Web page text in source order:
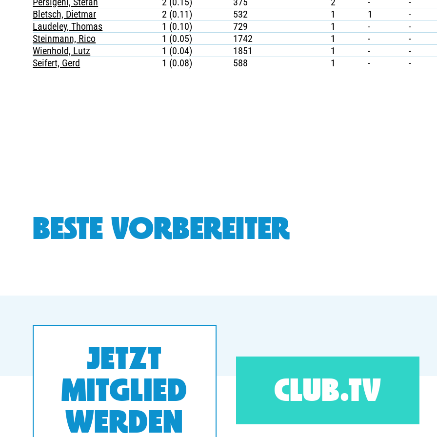
Bletsch, Dietmar
2 (0.11) 532 1 1 -
Laudeley, Thomas
1 (0.10) 729 1 - -
Steinmann, Rico
1 (0.05) 1742 1 - -
Wienhold, Lutz
1 (0.04) 1851 1 - -
Seifert, Gerd
1 (0.08) 588 1 - -
BESTE VORBEREITER
JETZT
MITGLIED
WERDEN
CLUB.TV